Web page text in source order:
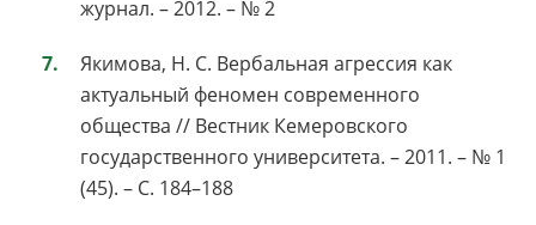
журнал. – 2012. – № 2
Якимова, Н. С. Вербальная агрессия как
актуальный феномен современного
общества // Вестник Кемеровского
государственного университета. – 2011. – № 1
(45). – С. 184–188